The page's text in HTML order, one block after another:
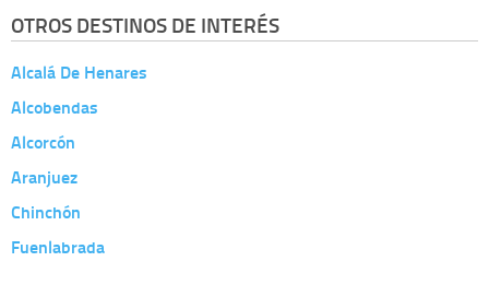
OTROS DESTINOS DE INTERÉS
Alcalá De Henares
Alcobendas
Alcorcón
Aranjuez
Chinchón
Fuenlabrada